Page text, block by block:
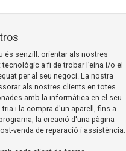
és senzill: orientar als nostres
tecnològic a fi de trobar l’eina i/o el
per al seu negoci. La nostra
als nostres clients en totes
amb la informàtica en el seu
i la compra d'un aparell, fins a
la creació d'una pàgina
venda de reparació i assistència.